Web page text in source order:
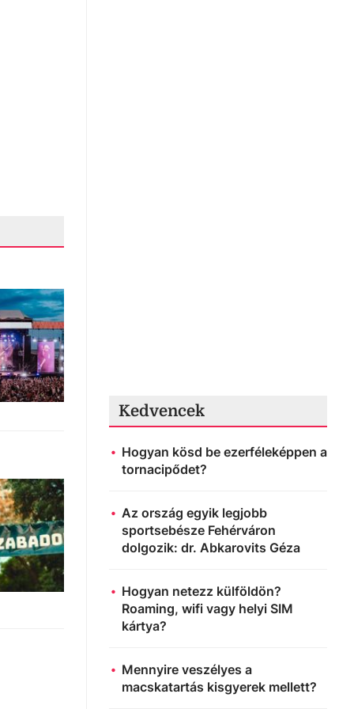
Kedvencek
Hogyan kösd be ezerféleképpen a
tornacipődet?
Az ország egyik legjobb
sportsebésze Fehérváron
dolgozik: dr. Abkarovits Géza
Hogyan netezz külföldön?
Roaming, wifi vagy helyi SIM
kártya?
Mennyire veszélyes a
macskatartás kisgyerek mellett?